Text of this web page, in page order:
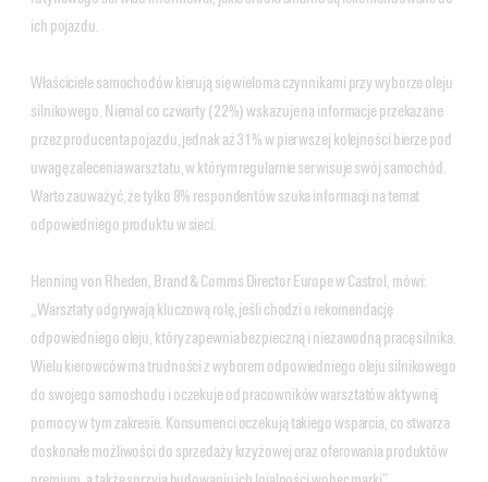
ich pojazdu.
Właściciele samochodów kierują się wieloma czynnikami przy wyborze oleju
silnikowego. Niemal co czwarty (22%) wskazuje na informacje przekazane
przez producenta pojazdu, jednak aż 31% w pierwszej kolejności bierze pod
uwagę zalecenia warsztatu, w którym regularnie serwisuje swój samochód.
Warto zauważyć, że tylko 8% respondentów szuka informacji na temat
odpowiedniego produktu w sieci.
Henning von Rheden, Brand & Comms Director Europe w Castrol, mówi:
„Warsztaty odgrywają kluczową rolę, jeśli chodzi o rekomendację
odpowiedniego oleju, który zapewnia bezpieczną i niezawodną pracę silnika.
Wielu kierowców ma trudności z wyborem odpowiedniego oleju silnikowego
do swojego samochodu i oczekuje od pracowników warsztatów aktywnej
pomocy w tym zakresie. Konsumenci oczekują takiego wsparcia, co stwarza
doskonałe możliwości do sprzedaży krzyżowej oraz oferowania produktów